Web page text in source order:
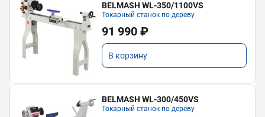
BELMASH WL-350/1100VS
Токарный станок по дереву
91 990 ₽
В корзину
BELMASH WL-300/450VS
Токарный станок по дереву